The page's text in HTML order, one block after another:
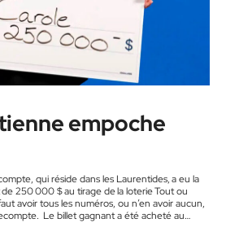
empoche
qui réside dans les Laurentides, a eu la
250 000 $ au tirage de la loterie Tout ou
avoir tous les numéros, ou n’en avoir aucun,
Le billet gagnant a été acheté au